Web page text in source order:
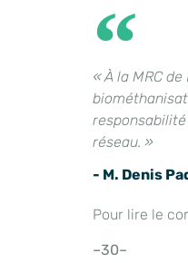
« À la MRC
réseau. »
- M. Denis
Pour lire le
–30–